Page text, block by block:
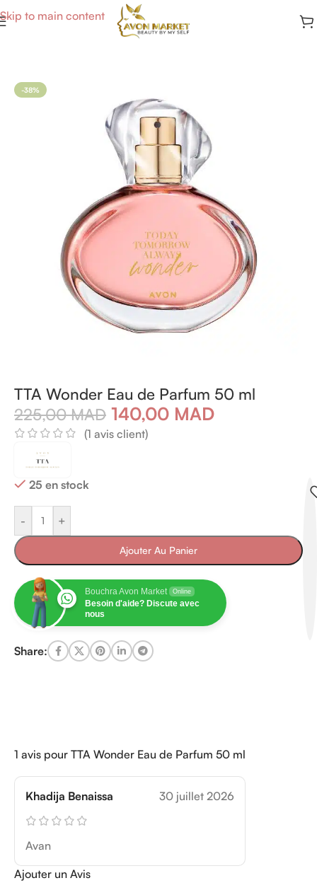
Skip to main content
Parfums Femme
-38%
TTA Wonder Eau de Parfum 50 ml
225,00MAD 140,00 MAD
(1 avis client)
25 en stock
- +
Ajouter Au Panier
Bouchra Avon Market Online
Besoin d'aide? Discute avec
nous
Share:
1 avis pour TTA Wonder Eau de Parfum 50 ml
Khadija Benaissa 30 juillet 2026
Avan
Ajouter un Avis